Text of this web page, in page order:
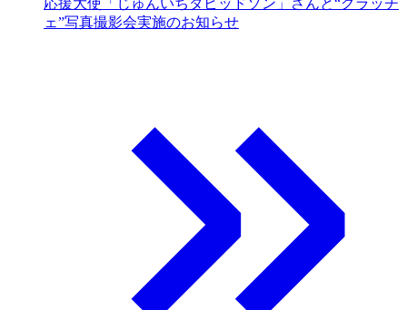
応援大使「じゅんいちダビッドソン」さんと“グラッチ
ェ”写真撮影会実施のお知らせ